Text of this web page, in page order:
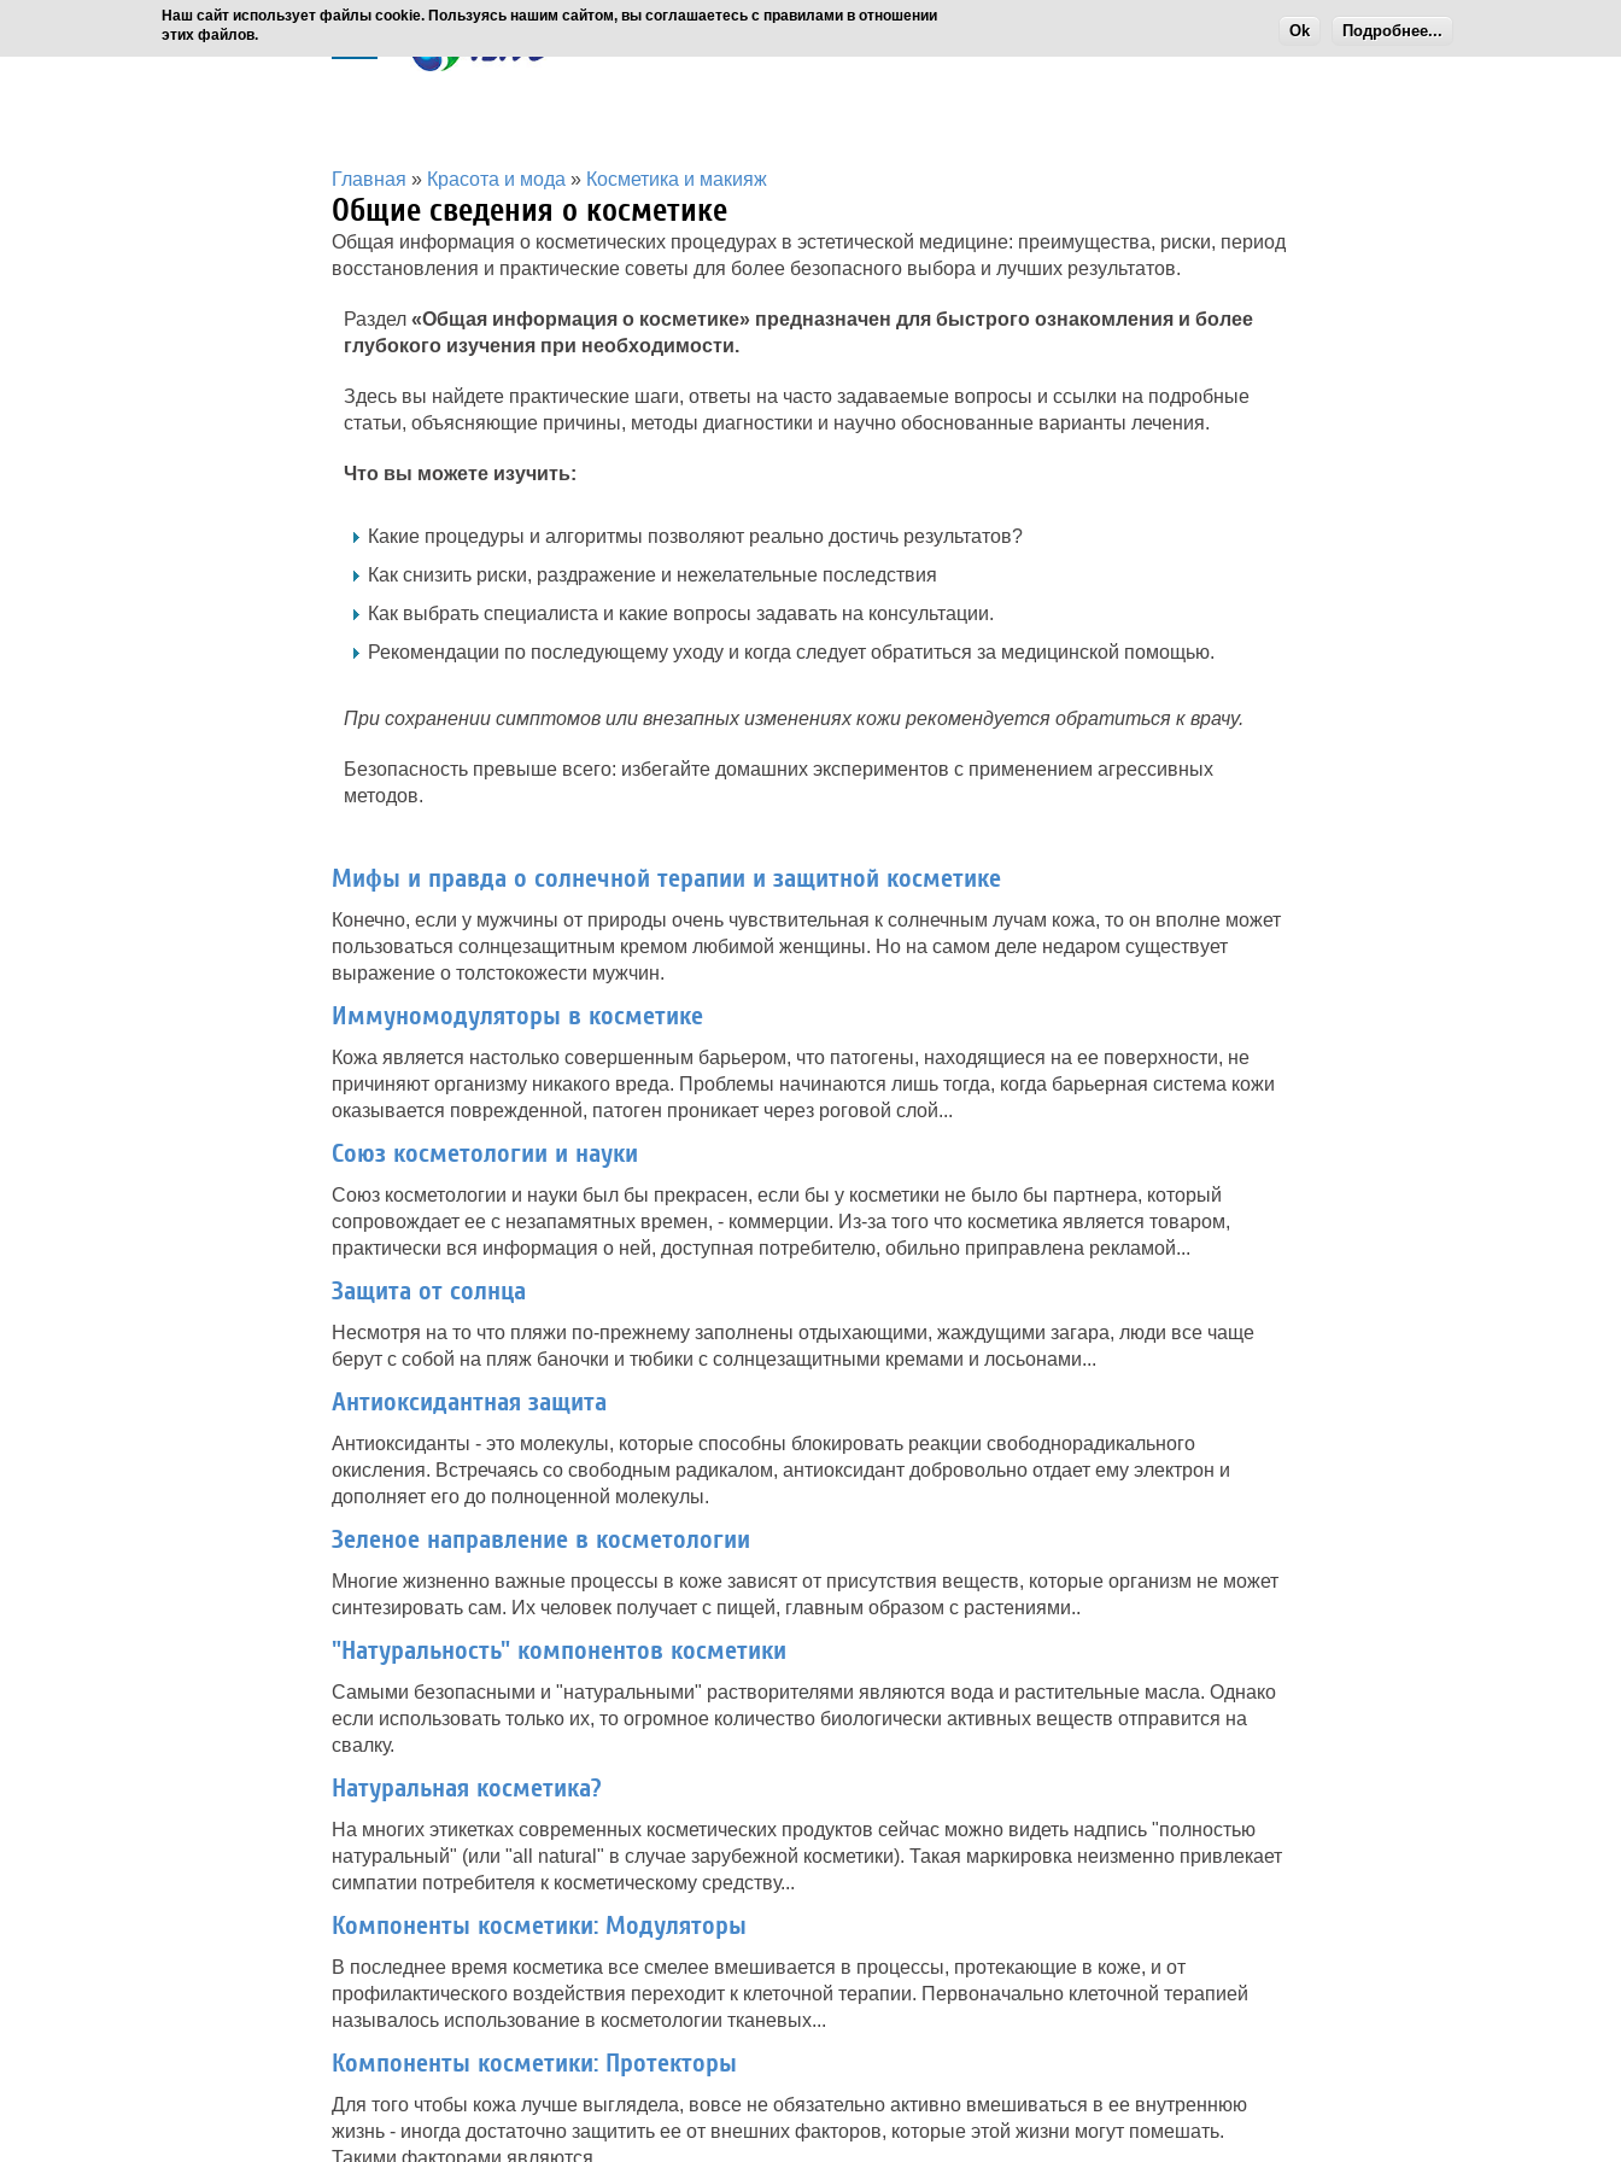
Наш сайт использует файлы cookie. Пользуясь нашим сайтом, вы соглашаетесь с правилами в отношении
этих файлов.
Ok Подробнее...
Главная » Красота и мода» Косметика и макияж
Общие сведения о косметике
Общая информация о косметических процедурах в эстетической медицине: преимущества, риски, период
восстановления и практические советы для более безопасного выбора и лучших результатов.
Раздел «Общая информация о косметике» предназначен для быстрого ознакомления и более
глубокого изучения при необходимости.
Здесь вы найдете практические шаги, ответы на часто задаваемые вопросы и ссылки на подробные
статьи, объясняющие причины, методы диагностики и научно обоснованные варианты лечения.
Что вы можете изучить:
Какие процедуры и алгоритмы позволяют реально достичь результатов?
Как снизить риски, раздражение и нежелательные последствия
Как выбрать специалиста и какие вопросы задавать на консультации.
Рекомендации по последующему уходу и когда следует обратиться за медицинской помощью.
При сохранении симптомов или внезапных изменениях кожи рекомендуется обратиться к врачу.
Безопасность превыше всего: избегайте домашних экспериментов с применением агрессивных
методов.
Мифы и правда о солнечной терапии и защитной косметике
Конечно, если у мужчины от природы очень чувствительная к солнечным лучам кожа, то он вполне может
пользоваться солнцезащитным кремом любимой женщины. Но на самом деле недаром существует
выражение о толстокожести мужчин.
Иммуномодуляторы в косметике
Кожа является настолько совершенным барьером, что патогены, находящиеся на ее поверхности, не
причиняют организму никакого вреда. Проблемы начинаются лишь тогда, когда барьерная система кожи
оказывается поврежденной, патоген проникает через роговой слой...
Союз косметологии и науки
Союз косметологии и науки был бы прекрасен, если бы у косметики не было бы партнера, который
сопровождает ее с незапамятных времен, - коммерции. Из-за того что косметика является товаром,
практически вся информация о ней, доступная потребителю, обильно приправлена рекламой...
Защита от солнца
Несмотря на то что пляжи по-прежнему заполнены отдыхающими, жаждущими загара, люди все чаще
берут с собой на пляж баночки и тюбики с солнцезащитными кремами и лосьонами...
Антиоксидантная защита
Антиоксиданты - это молекулы, которые способны блокировать реакции свободнорадикального
окисления. Встречаясь со свободным радикалом, антиоксидант добровольно отдает ему электрон и
дополняет его до полноценной молекулы.
Зеленое направление в косметологии
Многие жизненно важные процессы в коже зависят от присутствия веществ, которые организм не может
синтезировать сам. Их человек получает с пищей, главным образом с растениями..
"Натуральность" компонентов косметики
Самыми безопасными и "натуральными" растворителями являются вода и растительные масла. Однако
если использовать только их, то огромное количество биологически активных веществ отправится на
свалку.
Натуральная косметика?
На многих этикетках современных косметических продуктов сейчас можно видеть надпись "полностью
натуральный" (или "all natural" в случае зарубежной косметики). Такая маркировка неизменно привлекает
симпатии потребителя к косметическому средству...
Компоненты косметики: Модуляторы
В последнее время косметика все смелее вмешивается в процессы, протекающие в коже, и от
профилактического воздействия переходит к клеточной терапии. Первоначально клеточной терапией
называлось использование в косметологии тканевых...
Компоненты косметики: Протекторы
Для того чтобы кожа лучше выглядела, вовсе не обязательно активно вмешиваться в ее внутреннюю
жизнь - иногда достаточно защитить ее от внешних факторов, которые этой жизни могут помешать.